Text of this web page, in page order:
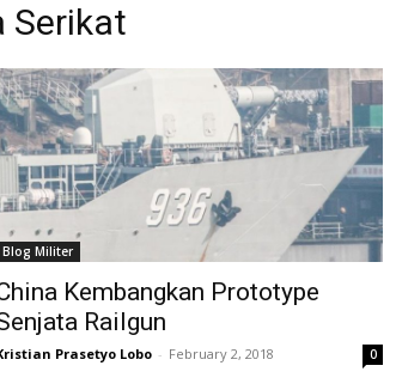
Serikat
Blog Militer
Kembangkan Prototype
Railgun
Prasetyo Lobo - February 2, 2018 0